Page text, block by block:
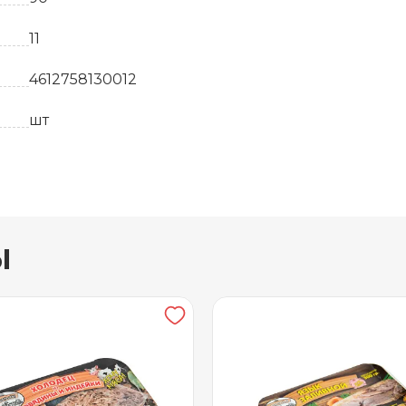
11
4612758130012
шт